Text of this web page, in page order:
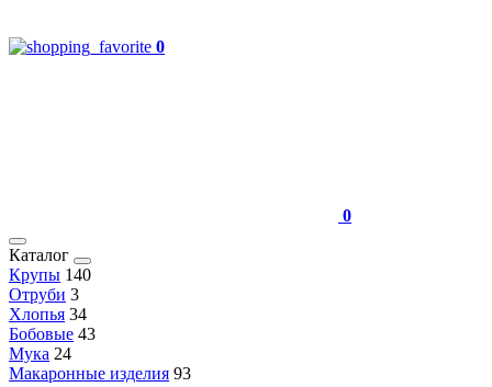
0
0
Каталог
Крупы 140
Отруби 3
Хлопья 34
Бобовые 43
Мука 24
Макаронные изделия 93